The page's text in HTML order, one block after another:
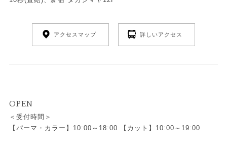
アクセスマップ 詳しいアクセス
OPEN
＜受付時間＞
【パーマ・カラー】10:00～18:00 【カット】10:00～19:00